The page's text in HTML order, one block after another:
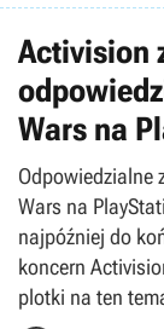
Activision
Wars na
Odpowiedzialne
Wars na
najpóźniej do
koncern
plotki na ten